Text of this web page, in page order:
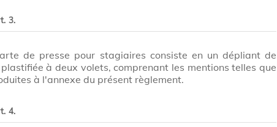
3.
de presse pour stagiaires consiste en un dépliant de
à deux volets, comprenant les mentions telles que
à l'annexe du présent règlement.
4.